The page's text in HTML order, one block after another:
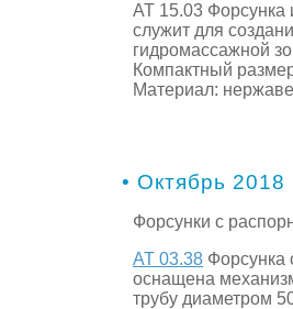
АТ 15.03 Форсунка
служит для
гидромассажной
Компактный
Материал:
• Октябрь 2018
Форсунки с
АТ 03.38 Форсунка
оснащена
трубу диаметром